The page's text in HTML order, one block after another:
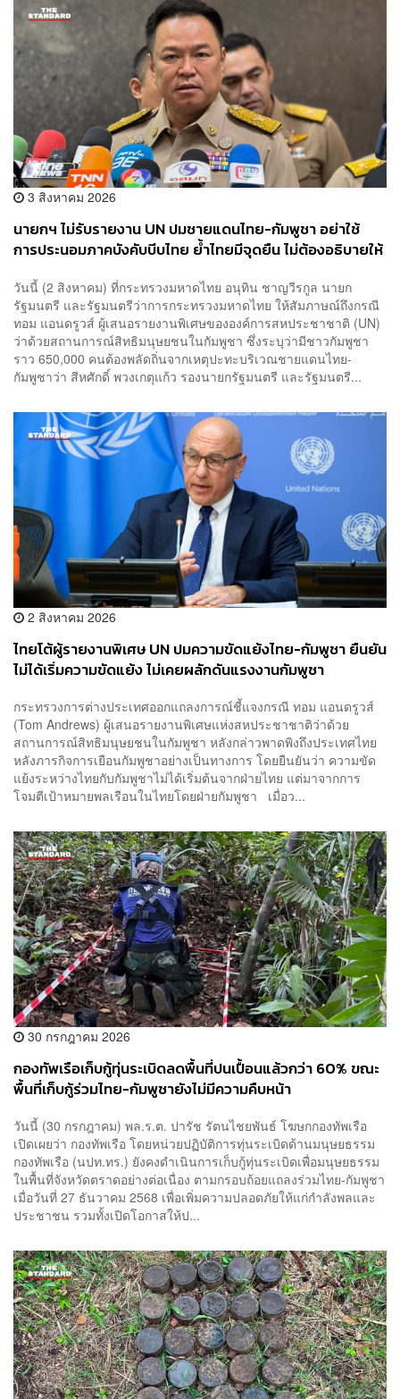
3 สิงหาคม 2026
นายกฯ ไม่รับรายงาน UN ปมชายแดนไทย-กัมพูชา อย่าใช้
การประนอมภาคบังคับบีบไทย ย้ำไทยมีจุดยืน ไม่ต้องอธิบายให้
วันนี้ (2 สิงหาคม) ที่กระทรวงมหาดไทย อนุทิน ชาญวีรกูล นายก
รัฐมนตรี และรัฐมนตรีว่าการกระทรวงมหาดไทย ให้สัมภาษณ์ถึงกรณี
ทอม แอนดรูวส์ ผู้เสนอรายงานพิเศษขององค์การสหประชาชาติ (UN)
ว่าด้วยสถานการณ์สิทธิมนุษยชนในกัมพูชา ซึ่งระบุว่ามีชาวกัมพูชา
ราว 650,000 คนต้องพลัดถิ่นจากเหตุปะทะบริเวณชายแดนไทย-
กัมพูชาว่า สีหศักดิ์ พวงเกตุแก้ว รองนายกรัฐมนตรี และรัฐมนตรี...
2 สิงหาคม 2026
ไทยโต้ผู้รายงานพิเศษ UN ปมความขัดแย้งไทย-กัมพูชา ยืนยัน
ไม่ได้เริ่มความขัดแย้ง ไม่เคยผลักดันแรงงานกัมพูชา
กระทรวงการต่างประเทศออกแถลงการณ์ชี้แจงกรณี ทอม แอนดรูวส์
(Tom Andrews) ผู้เสนอรายงานพิเศษแห่งสหประชาชาติว่าด้วย
สถานการณ์สิทธิมนุษยชนในกัมพูชา หลังกล่าวพาดพิงถึงประเทศไทย
หลังภารกิจการเยือนกัมพูชาอย่างเป็นทางการ โดยยืนยันว่า ความขัด
แย้งระหว่างไทยกับกัมพูชาไม่ได้เริ่มต้นจากฝ่ายไทย แต่มาจากการ
โจมตีเป้าหมายพลเรือนในไทยโดยฝ่ายกัมพูชา เมื่อว...
30 กรกฎาคม 2026
กองทัพเรือเก็บกู้ทุ่นระเบิดลดพื้นที่ปนเปื้อนแล้วกว่า 60% ขณะ
พื้นที่เก็บกู้ร่วมไทย-กัมพูชายังไม่มีความคืบหน้า
วันนี้ (30 กรกฎาคม) พล.ร.ต. ปารัช รัตนไชยพันธ์ โฆษกกองทัพเรือ
เปิดเผยว่า กองทัพเรือ โดยหน่วยปฏิบัติการทุ่นระเบิดด้านมนุษยธรรม
กองทัพเรือ (นปท.ทร.) ยังคงดำเนินการเก็บกู้ทุ่นระเบิดเพื่อมนุษยธรรม
ในพื้นที่จังหวัดตราดอย่างต่อเนื่อง ตามกรอบถ้อยแถลงร่วมไทย-กัมพูชา
เมื่อวันที่ 27 ธันวาคม 2568 เพื่อเพิ่มความปลอดภัยให้แก่กำลังพลและ
ประชาชน รวมทั้งเปิดโอกาสให้ป...